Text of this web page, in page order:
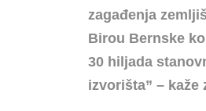
zagađenja
Birou Bernske
30 hiljada
izvorišta” –